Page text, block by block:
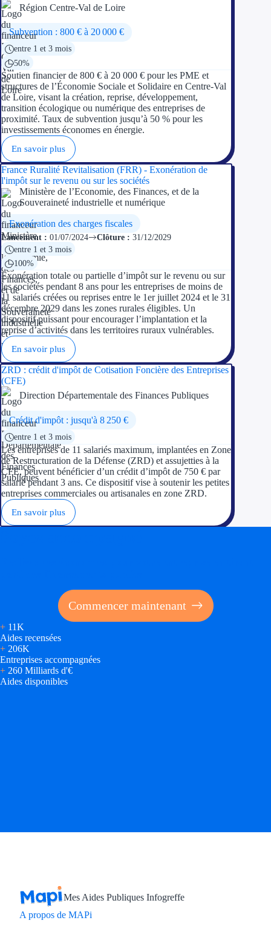
Région Centre-Val de Loire
Subvention : 800 € à 20 000 €
entre 1 et 3 mois
50%
Soutien financier de 800 € à 20 000 € pour les PME et
structures de l’Économie Sociale et Solidaire en Centre-Val
de Loire, visant la création, reprise, développement,
transition écologique ou numérique des entreprises de
proximité. Taux de subvention jusqu’à 50 % pour les
investissements économes en énergie.
En savoir plus
France Ruralité Revitalisation (FRR) - Exonération de
l'impôt sur le revenu ou sur les sociétés
Ministère de l’Economie, des Finances, et de la
Souveraineté industrielle et numérique
Exonération des charges fiscales
Lancement : 01/07/2024 Clôture : 31/12/2029
entre 1 et 3 mois
100%
Exonération totale ou partielle d’impôt sur le revenu ou sur
les sociétés pendant 8 ans pour les entreprises de moins de
11 salariés créées ou reprises entre le 1er juillet 2024 et le 31
décembre 2029 dans les zones rurales éligibles. Un
dispositif puissant pour encourager l’implantation et la
reprise d’activités dans les territoires ruraux vulnérables.
En savoir plus
ZRD : crédit d'impôt de Cotisation Foncière des Entreprises
(CFE)
Direction Départementale des Finances Publiques
Crédit d'impôt : jusqu'à 8 250 €
entre 1 et 3 mois
Les entreprises de 11 salariés maximum, implantées en Zone
de Restructuration de la Défense (ZRD) et assujetties à la
CFE, peuvent bénéficier d’un crédit d’impôt de 750 € par
salarié pendant 3 ans. Ce dispositif vise à soutenir les petites
entreprises commerciales ou artisanales en zone ZRD.
En savoir plus
Commencer maintenant
+ 11K
Aides recensées
+ 206K
Entreprises accompagnées
+ 260 Milliards d'€
Aides disponibles
Mes Aides Publiques Infogreffe
A propos de MAPi